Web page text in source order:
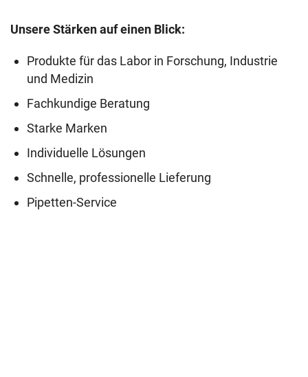
Unsere Stärken auf einen Blick:
Produkte für das Labor in Forschung, Industrie
und Medizin
Fachkundige Beratung
Starke Marken
Individuelle Lösungen
Schnelle, professionelle Lieferung
Pipetten-Service